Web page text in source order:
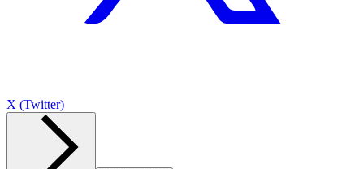
X (Twitter)